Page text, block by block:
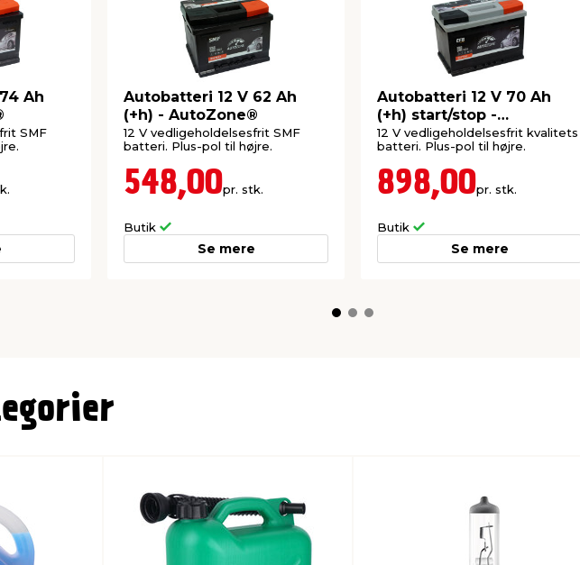
Ah
SMF
Autobatteri 12 V 62 Ah
(+h) - AutoZone®
12 V vedligeholdelsesfrit SMF
batteri. Plus-pol til højre.
548,00pr. stk.
Butik
Se mere
Autobatteri 12 V 70 Ah
(+h) start/stop -
AutoZone®
12 V vedligeholdelsesfrit kvalitets
batteri. Plus-pol til højre.
898,00pr. stk.
Butik
Se mere